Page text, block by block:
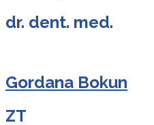
dr. dent. med.
Gordana Bokun
ZT